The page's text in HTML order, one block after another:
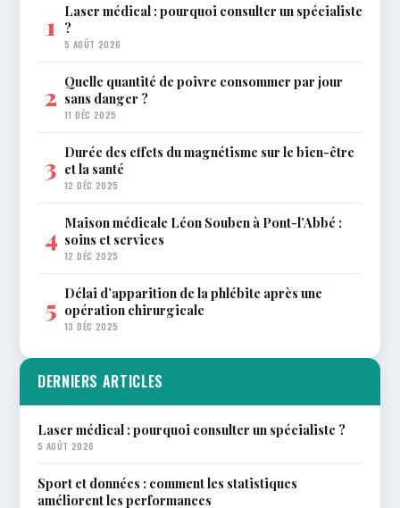
1
Laser médical : pourquoi consulter un spécialiste
?
5 AOÛT 2026
2 Quelle quantité de poivre consommer par jour
sans danger ?
11 DÉC 2025
3 Durée des effets du magnétisme sur le bien-être
et la santé
12 DÉC 2025
4 Maison médicale Léon Souben à Pont-l’Abbé :
soins et services
12 DÉC 2025
5 Délai d’apparition de la phlébite après une
opération chirurgicale
13 DÉC 2025
DERNIERS ARTICLES
Laser médical : pourquoi consulter un spécialiste ?
5 AOÛT 2026
Sport et données : comment les statistiques
améliorent les performances